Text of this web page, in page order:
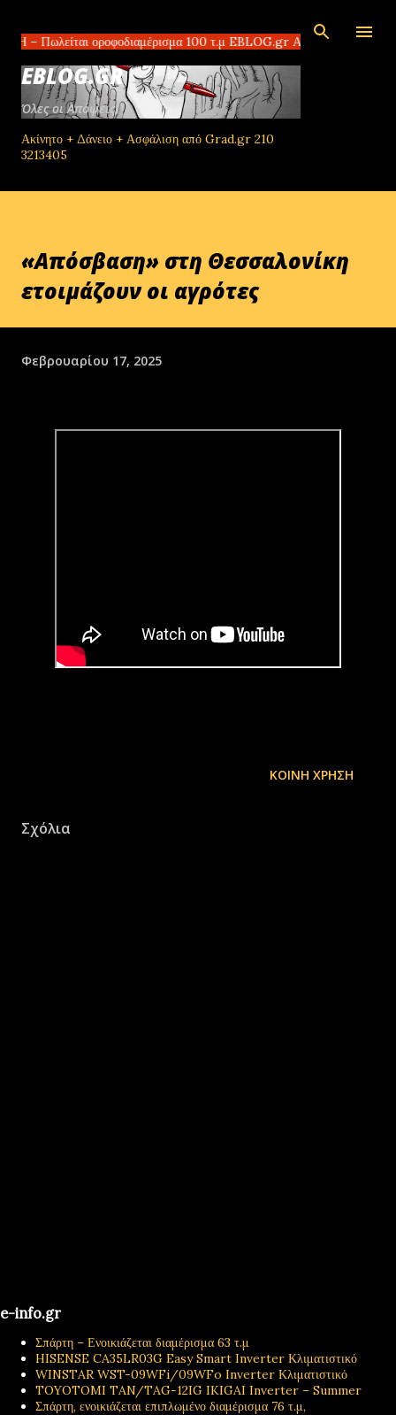
100 τ.μ EBLOG.gr Αδίστακτοι διακινητές
EBLOG.GR
Όλες οι Απόψεις!
Ακίνητο + Δάνειο + Ασφάλιση από Grad.gr 210
3213405
«Απόσβαση» στη Θεσσαλονίκη
ετοιμάζουν οι αγρότες
Φεβρουαρίου 17, 2025
ΚΟΙΝΉ ΧΡΉΣΗ
Σχόλια
e-info.gr
Σπάρτη – Ενοικιάζεται διαμέρισμα 63 τ.μ
HISENSE CA35LR03G Easy Smart Inverter Κλιματιστικό
WINSTAR WST-09WFi/09WFo Inverter Κλιματιστικό
TOYOTOMI TAN/TAG-12IG IKIGAI Inverter – Summer
Σπάρτη, ενοικιάζεται επιπλωμένο διαμέρισμα 76 τ.μ,